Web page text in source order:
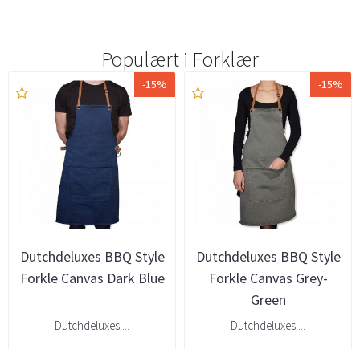
Populært i Forklær
-15%
Dutchdeluxes BBQ Style
Forkle Canvas Dark Blue
Dutchdeluxes ...
-15%
Dutchdeluxes BBQ Style
Forkle Canvas Grey-
Green
Dutchdeluxes ...